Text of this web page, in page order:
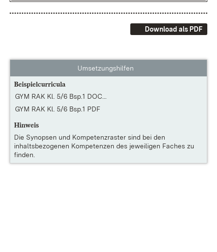
Download als PDF
Umsetzungshilfen
Beispielcurricula
GYM RAK Kl. 5/6 Bsp.1 DOC...
GYM RAK Kl. 5/6 Bsp.1 PDF
Hinweis
Die Synopsen und Kompetenzraster sind bei den
inhaltsbezogenen Kompetenzen des jeweiligen Faches zu
finden.